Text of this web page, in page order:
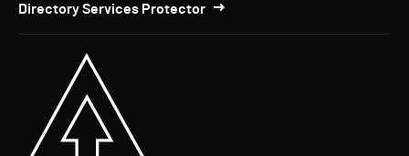
Directory Services Protector